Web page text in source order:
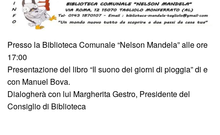
Presso la Biblioteca Comunale “Nelson Mandela” alle ore
17:00
Presentazione del libro “Il suono dei giorni di pioggia” di e
con Manuel Bova.
Dialogherà con lui Margherita Gestro, Presidente del
Consiglio di Biblioteca